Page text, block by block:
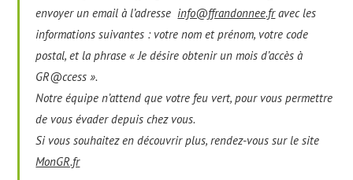
envoyer un email à l’adresse info@ffrandonnee.fravec les
informations suivantes : votre nom et prénom, votre code
postal, et la phrase « Je désire obtenir un mois d’accès à
GR@ccess ».
Notre équipe n’attend que votre feu vert, pour vous permettre
de vous évader depuis chez vous.
Si vous souhaitez en découvrir plus, rendez-vous sur le site
MonGR.fr